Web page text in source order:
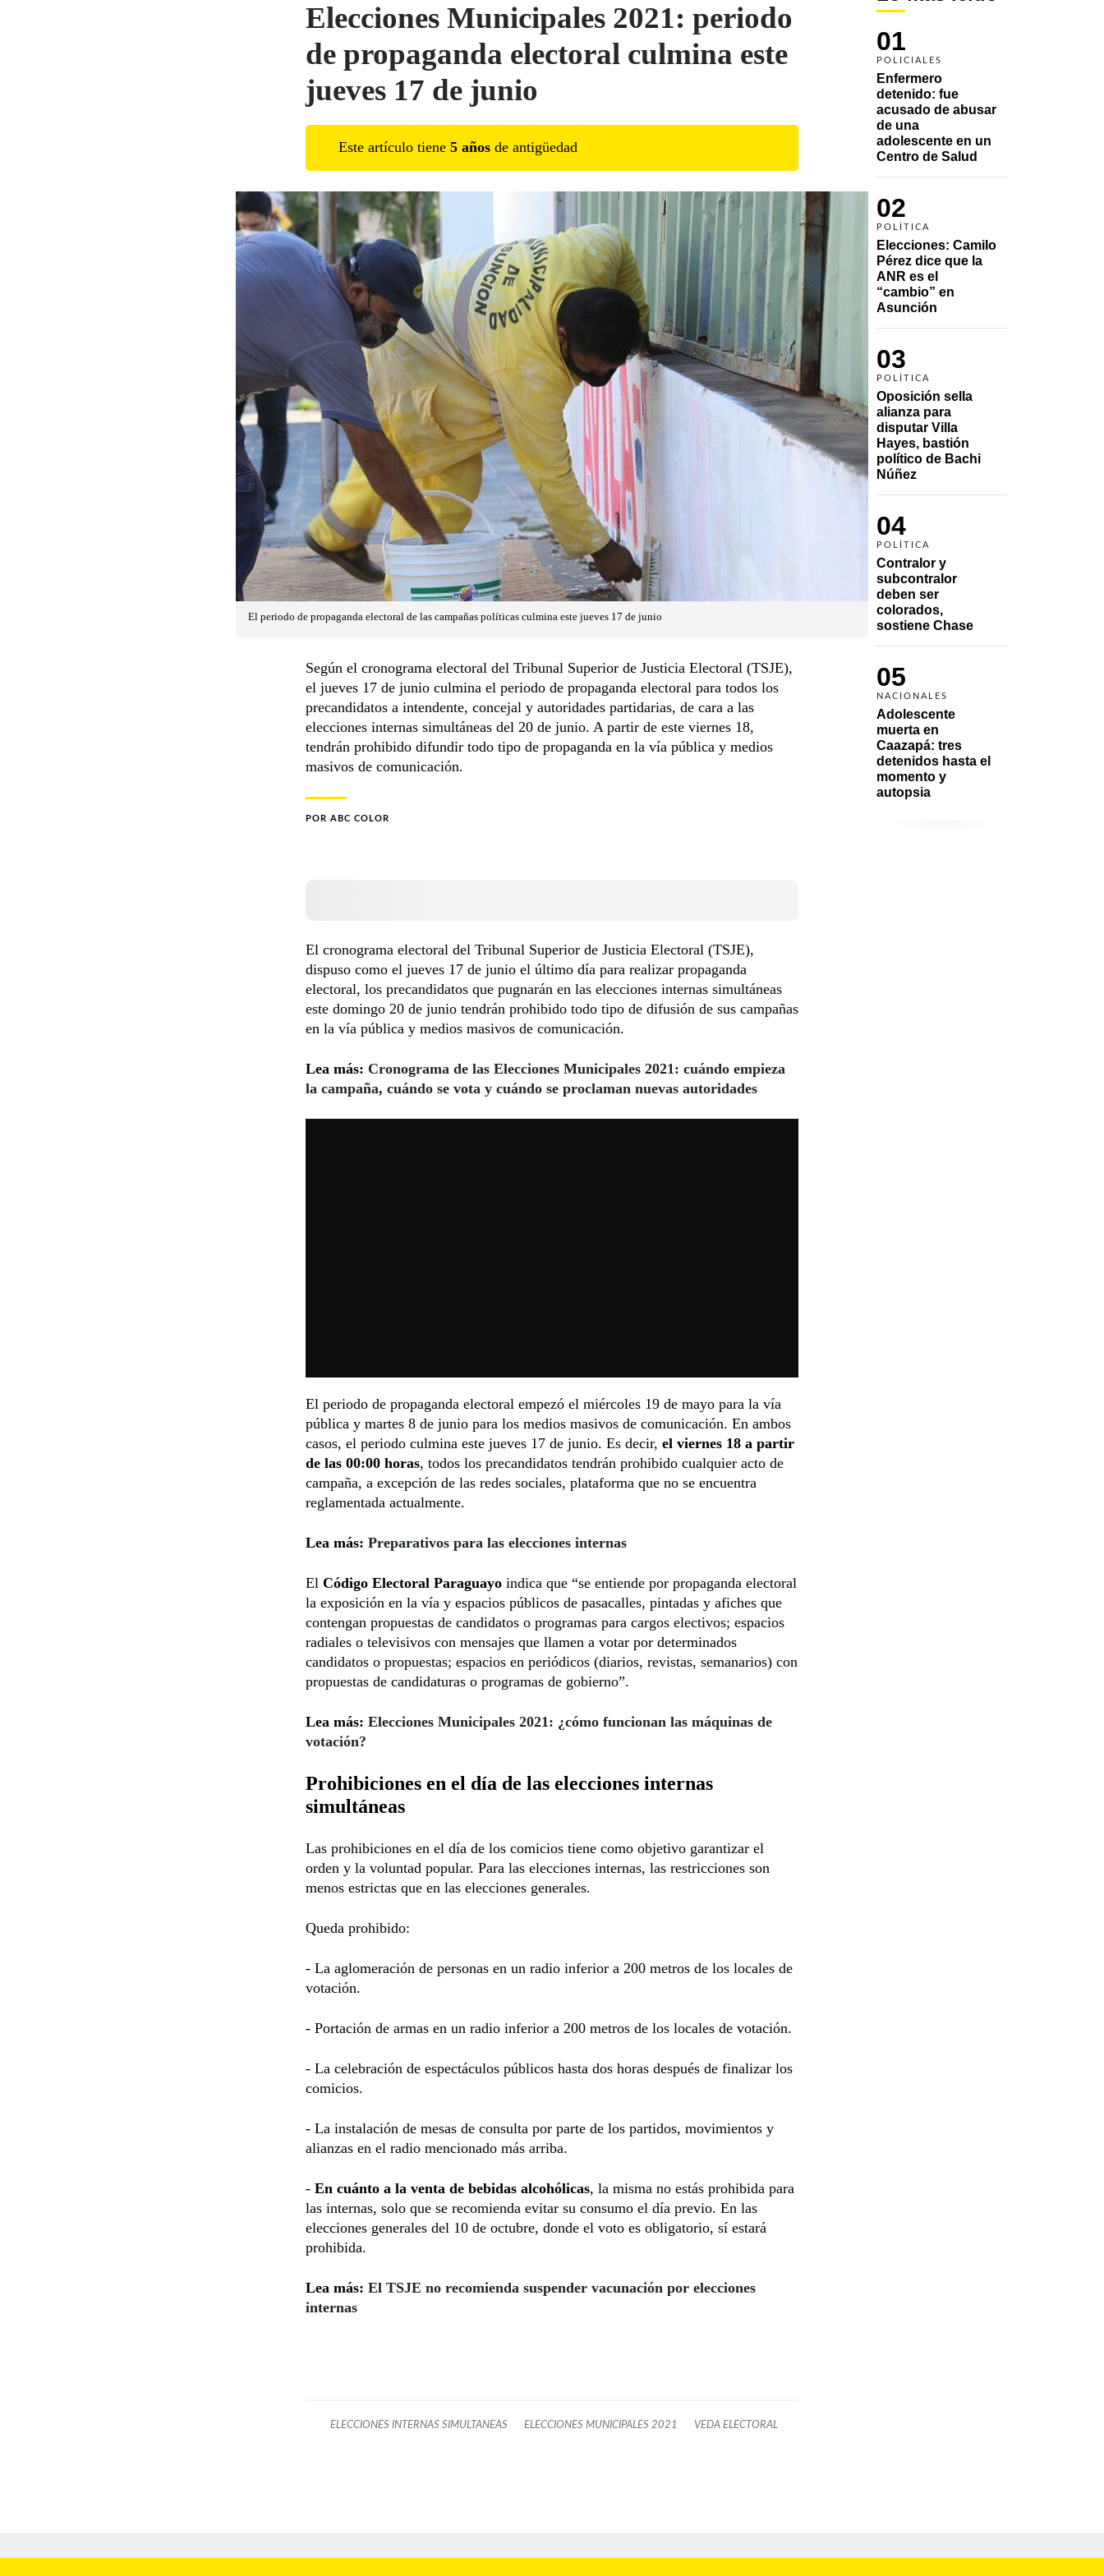
01
POLICIALES
Enfermero
detenido: fue
acusado de abusar
de una
adolescente en un
Centro de Salud
02
POLÍTICA
Elecciones: Camilo
Pérez dice que la
ANR es el
“cambio” en
Asunción
03
POLÍTICA
Oposición sella
alianza para
disputar Villa
Hayes, bastión
político de Bachi
Núñez
04
POLÍTICA
Contralor y
subcontralor
deben ser
colorados,
sostiene Chase
05
NACIONALES
Adolescente
muerta en
Caazapá: tres
detenidos hasta el
momento y
autopsia
Elecciones Municipales 2021: periodo
de propaganda electoral culmina este
jueves 17 de junio
Este artículo tiene 5 años de antigüedad
El periodo de propaganda electoral de las campañas políticas culmina este jueves 17 de junio
Según el cronograma electoral del Tribunal Superior de Justicia Electoral (TSJE),
el jueves 17 de junio culmina el periodo de propaganda electoral para todos los
precandidatos a intendente, concejal y autoridades partidarias, de cara a las
elecciones internas simultáneas del 20 de junio. A partir de este viernes 18,
tendrán prohibido difundir todo tipo de propaganda en la vía pública y medios
masivos de comunicación.
POR ABC COLOR
El cronograma electoral del Tribunal Superior de Justicia Electoral (TSJE),
dispuso como el jueves 17 de junio el último día para realizar propaganda
electoral, los precandidatos que pugnarán en las elecciones internas simultáneas
este domingo 20 de junio tendrán prohibido todo tipo de difusión de sus campañas
en la vía pública y medios masivos de comunicación.
Lea más: Cronograma de las Elecciones Municipales 2021: cuándo empieza
la campaña, cuándo se vota y cuándo se proclaman nuevas autoridades
El periodo de propaganda electoral empezó el miércoles 19 de mayo para la vía
pública y martes 8 de junio para los medios masivos de comunicación. En ambos
casos, el periodo culmina este jueves 17 de junio. Es decir, el viernes 18 a partir
de las 00:00 horas, todos los precandidatos tendrán prohibido cualquier acto de
campaña, a excepción de las redes sociales, plataforma que no se encuentra
reglamentada actualmente.
Lea más: Preparativos para las elecciones internas
El Código Electoral Paraguayo indica que “se entiende por propaganda electoral
la exposición en la vía y espacios públicos de pasacalles, pintadas y afiches que
contengan propuestas de candidatos o programas para cargos electivos; espacios
radiales o televisivos con mensajes que llamen a votar por determinados
candidatos o propuestas; espacios en periódicos (diarios, revistas, semanarios) con
propuestas de candidaturas o programas de gobierno”.
Lea más: Elecciones Municipales 2021: ¿cómo funcionan las máquinas de
votación?
Prohibiciones en el día de las elecciones internas
simultáneas
Las prohibiciones en el día de los comicios tiene como objetivo garantizar el
orden y la voluntad popular. Para las elecciones internas, las restricciones son
menos estrictas que en las elecciones generales.
Queda prohibido:
- La aglomeración de personas en un radio inferior a 200 metros de los locales de
votación.
- Portación de armas en un radio inferior a 200 metros de los locales de votación.
- La celebración de espectáculos públicos hasta dos horas después de finalizar los
comicios.
- La instalación de mesas de consulta por parte de los partidos, movimientos y
alianzas en el radio mencionado más arriba.
- En cuánto a la venta de bebidas alcohólicas, la misma no estás prohibida para
las internas, solo que se recomienda evitar su consumo el día previo. En las
elecciones generales del 10 de octubre, donde el voto es obligatorio, sí estará
prohibida.
Lea más: El TSJE no recomienda suspender vacunación por elecciones
internas
ELECCIONES INTERNAS SIMULTANEAS ELECCIONES MUNICIPALES 2021 VEDA ELECTORAL